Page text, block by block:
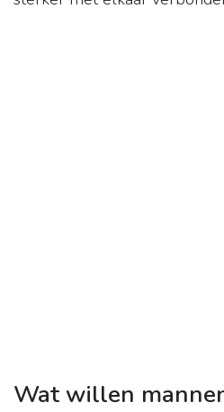
Wat willen